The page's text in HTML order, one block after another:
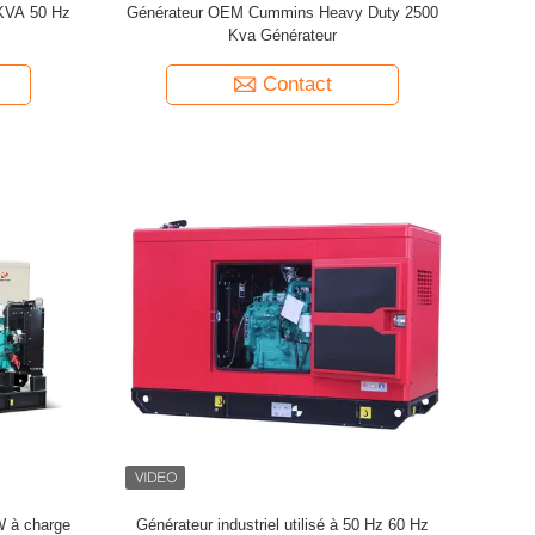
50 Hz
Générateur OEM Cummins Heavy Duty 2500
Kva Générateur
Contact
à charge
Générateur industriel utilisé à 50 Hz 60 Hz